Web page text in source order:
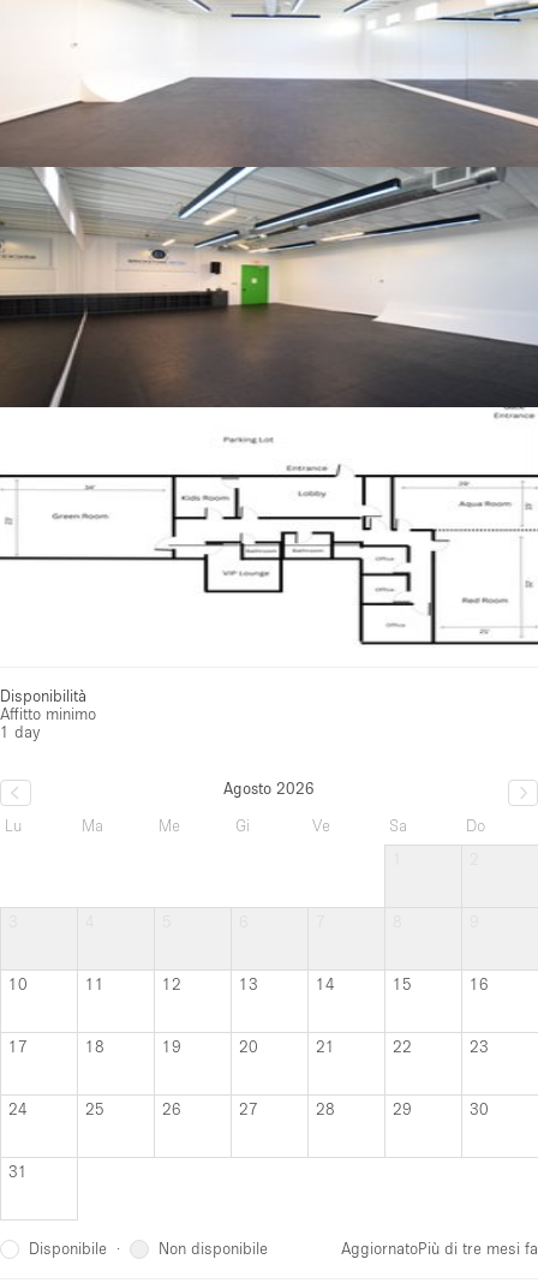
Disponibilità
Affitto minimo
1 day
Agosto 2026
Lu
Ma Me Gi Ve Sa
Do
10 11 12 13 14 15 16
17 18 19 20 21 22 23
24 25 26 27 28 29 30
31
Disponibile · Non disponibile AggiornatoPiù di tre mesi fa